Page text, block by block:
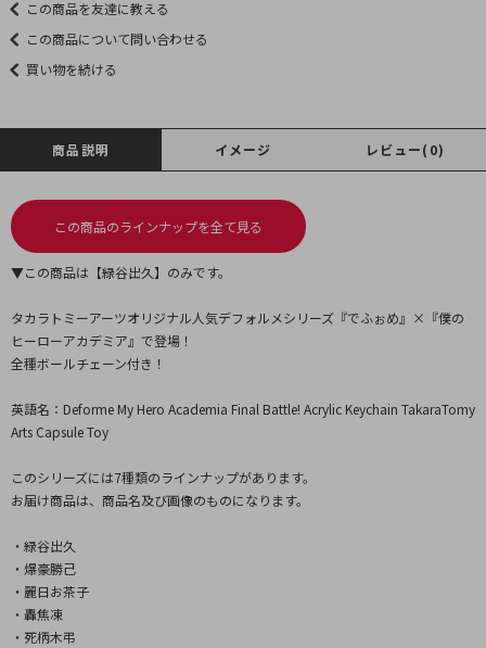
この商品を友達に教える
この商品について問い合わせる
買い物を続ける
商品説明 イメージ レビュー(0)
この商品のラインナップを全て見る
▼この商品は【緑谷出久】のみです。
タカラトミーアーツオリジナル人気デフォルメシリーズ『でふぉめ』×『僕の
ヒーローアカデミア』で登場！
全種ボールチェーン付き！
英語名：Deforme My Hero Academia Final Battle! Acrylic Keychain TakaraTomy
Arts Capsule Toy
このシリーズには7種類のラインナップがあります。
お届け商品は、商品名及び画像のものになります。
・緑谷出久
・爆豪勝己
・麗日お茶子
・轟焦凍
・死柄木弔